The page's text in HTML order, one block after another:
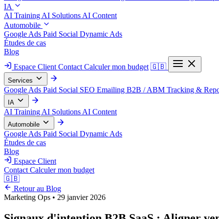
IA
AI Training AI Solutions AI Content
Automobile
Google Ads Paid Social Dynamic Ads
Études de cas
Blog
Espace Client Contact Calculer mon budget 🇬🇧
Services
Google Ads Paid Social SEO Emailing B2B / ABM Tracking &
IA
AI Training AI Solutions AI Content
Automobile
Google Ads Paid Social Dynamic Ads
Études de cas
Blog
Espace Client
Contact Calculer mon budget
🇬🇧
Retour au Blog
Marketing Ops • 29 janvier 2026